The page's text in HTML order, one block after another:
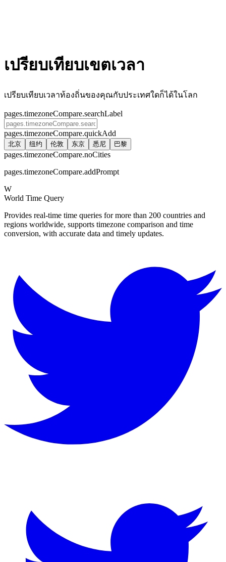
เปรียบเทียบเขตเวลา
เปรียบเทียบเวลาท้องถิ่นของคุณกับประเทศใดก็ได้ในโลก
pages.timezoneCompare.searchLabel
pages.timezoneCompare.quickAdd
北京 纽约 伦敦 东京 悉尼 巴黎
pages.timezoneCompare.noCities
pages.timezoneCompare.addPrompt
W
World Time Query
Provides real-time time queries for more than 200 countries and
regions worldwide, supports timezone comparison and time
conversion, with accurate data and timely updates.